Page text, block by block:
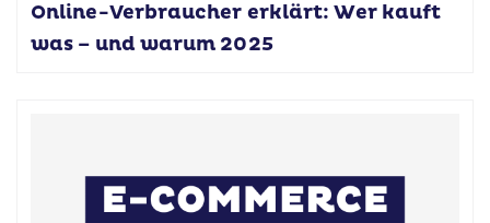
Online-Verbraucher erklärt: Wer kauft
was – und warum 2025